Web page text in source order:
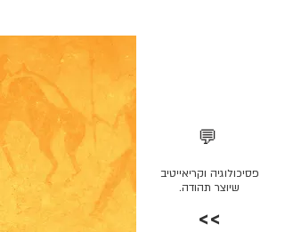
💬
פסיכולוגיה וקריאייטיב
שיוצר תהודה.
>>